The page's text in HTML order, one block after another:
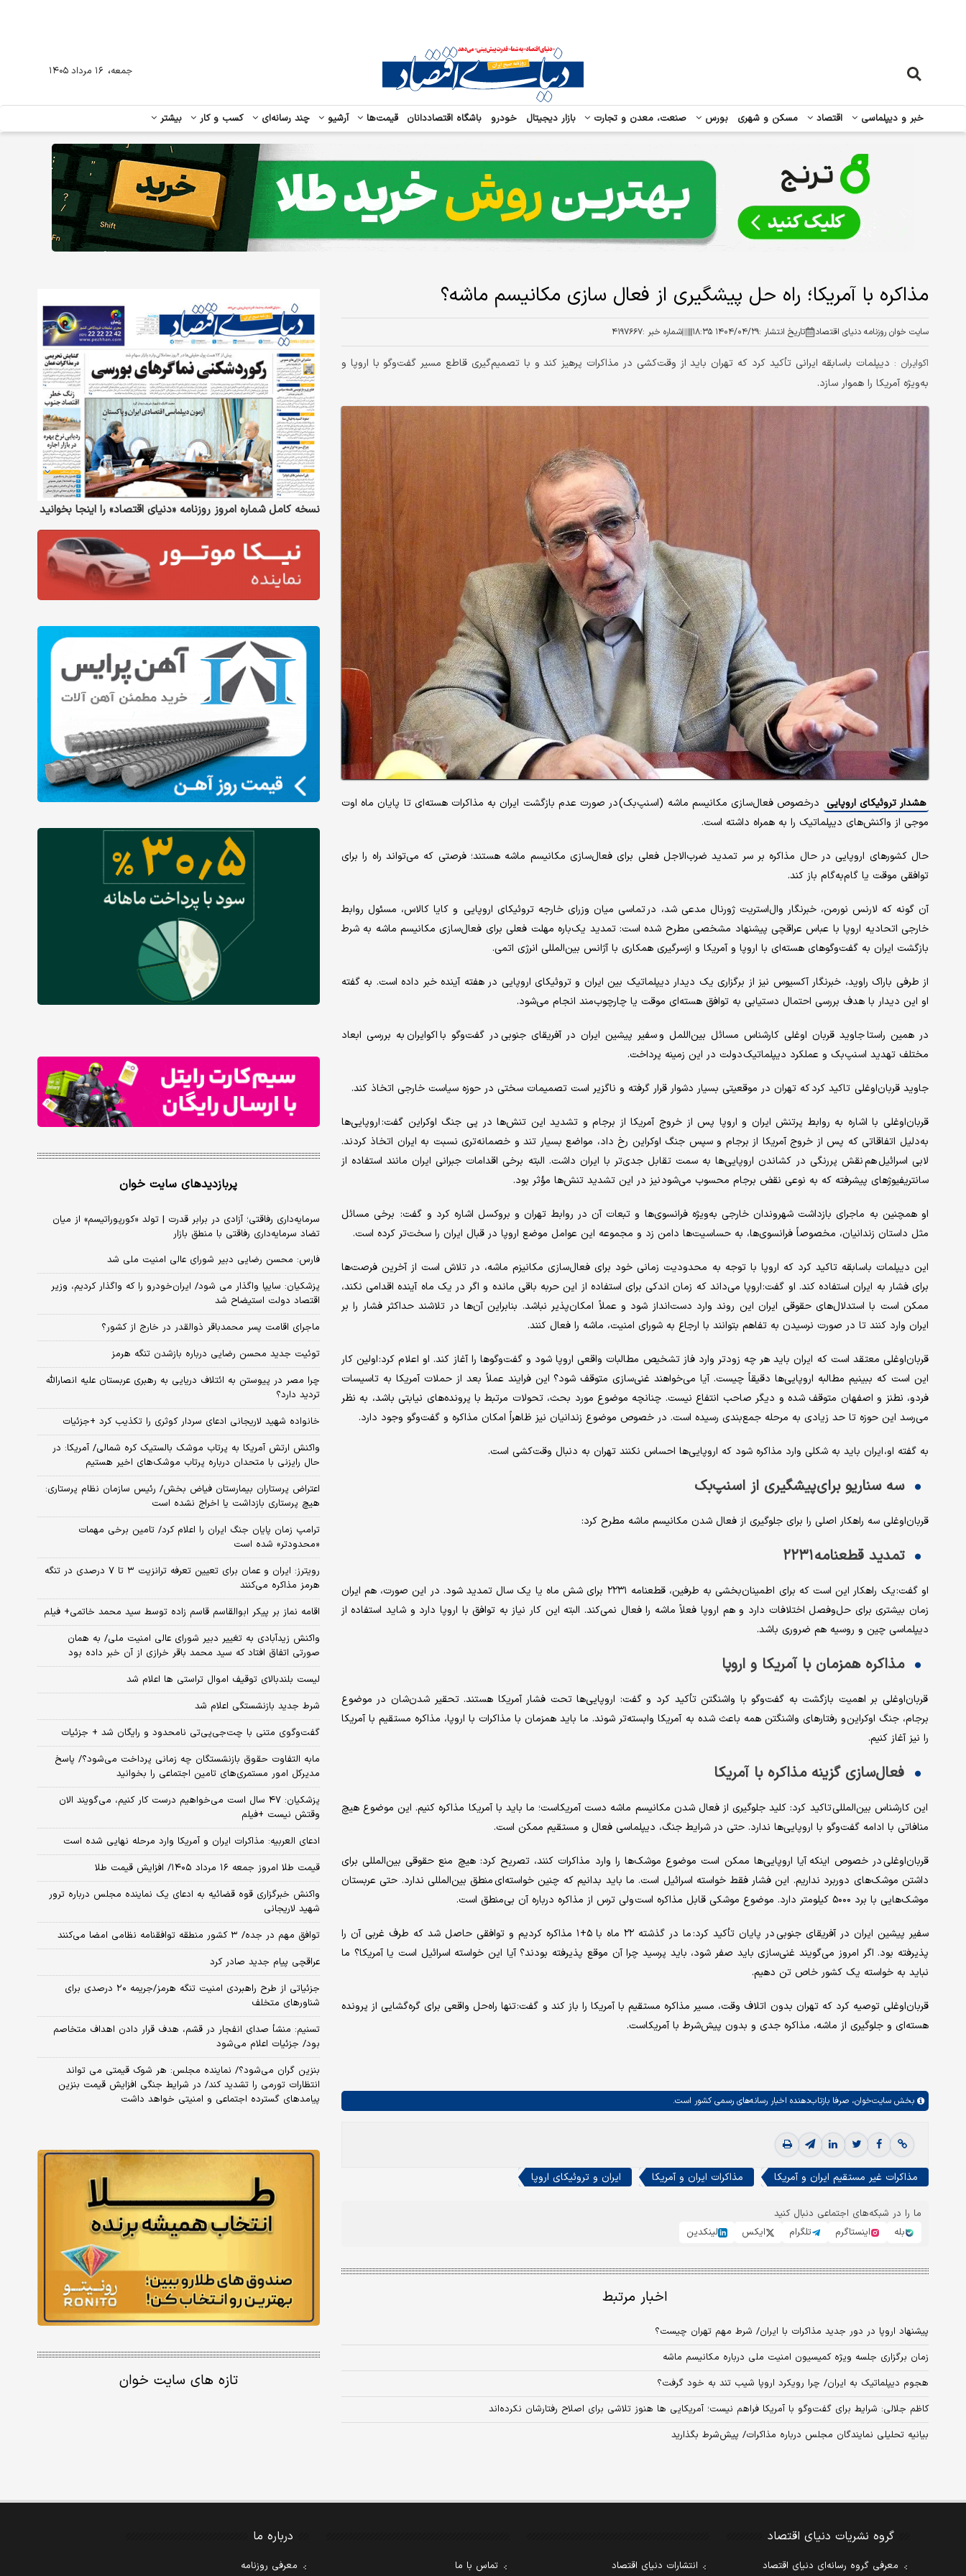
خبر و دیپلماسی اقتصاد مسکن و شهری بورس صنعت، معدن و تجارت بازار دیجیتال خودرو باشگاه اقتصاددانان قیمت‌ها آرشیو چند رسانه‌ای کسب و کار بیشتر
جمعه، ۱۶ مرداد ۱۴۰۵
مذاکره با آمریکا؛‌ راه حل پیشگیری از فعال سازی مکانیسم ماشه؟
سایت خوان روزنامه دنیای اقتصاد تاریخ انتشار :۱۴۰۴/۰۴/۲۹ ۱۸:۳۵ شماره خبر :۴۱۹۷۶۶۷
اکوایران : دیپلمات باسابقه ایرانی تأکید کرد که تهران باید از وقت‌کشی در مذاکرات پرهیز کند و با تصمیم‌گیری قاطع مسیر گفت‌وگو با اروپا و
به‌ویژه آمریکا را هموار سازد.
هشدار تروئیکای اروپایی درخصوص فعال‌سازی مکانیسم ماشه (اسنپ‌بک) در صورت عدم بازگشت ایران به مذاکرات هسته‌ای تا پایان ماه اوت
موجی از واکنش‌های دیپلماتیک را به همراه داشته است.
حال کشورهای اروپایی در حال مذاکره بر سر تمدید ضرب‌الاجل فعلی برای فعال‌سازی مکانیسم ماشه هستند؛ فرصتی که می‌تواند راه را برای
توافقی موقت یا گام‌به‌گام باز کند.
آن گونه که لارنس نورمن، خبرنگار وال‌استریت ژورنال مدعی شد، در تماسی میان وزرای خارجه تروئیکای اروپایی و کایا کالاس، مسئول روابط
خارجی اتحادیه اروپا با عباس عراقچی پیشنهاد مشخصی مطرح شده است: تمدید یک‌باره مهلت فعلی برای فعال‌سازی مکانیسم ماشه به شرط
بازگشت ایران به گفت‌وگوهای هسته‌ای با اروپا و آمریکا و ازسرگیری همکاری با آژانس بین‌المللی انرژی اتمی.
از طرفی باراک راوید، خبرنگار آکسیوس نیز از برگزاری یک دیدار دیپلماتیک بین ایران و تروئیکای اروپایی در هفته آینده خبر داده است. به گفته
او این دیدار با هدف بررسی احتمال دستیابی به توافق هسته‌ای موقت یا چارچوب‌مند انجام می‌شود.
در همین راستا جاوید قربان اوغلی کارشناس مسائل بین‌اللمل و سفیر پیشین ایران در آفریقای جنوبی در گفت‌وگو با اکوایران به بررسی ابعاد
مختلف تهدید اسنپ‌بک و عملکرد دیپلماتیک دولت در این زمینه پرداخت.
جاوید قربان‌اوغلی تاکید کرد که تهران در موقعیتی بسیار دشوار قرار گرفته و ناگزیر است تصمیمات سختی در حوزه سیاست خارجی اتخاذ کند.
قربان‌اوغلی با اشاره به روابط پرتنش ایران و اروپا پس از خروج آمریکا از برجام و تشدید این تنش‌ها در پی جنگ اوکراین گفت: اروپایی‌ها
به‌دلیل اتفاقاتی که پس از خروج آمریکا از برجام و سپس جنگ اوکراین رخ داد، مواضع بسیار تند و خصمانه‌تری نسبت به ایران اتخاذ کردند.
لابی اسرائیل هم نقش پررنگی در کشاندن اروپایی‌ها به سمت تقابل جدی‌تر با ایران داشت. البته برخی اقدامات جبرانی ایران مانند استفاده از
سانتریفیوژهای پیشرفته که به نوعی نقض برجام محسوب می‌شود نیز در این تشدید تنش‌ها مؤثر بود.
او همچنین به ماجرای بازداشت شهروندان خارجی به‌ویژه فرانسوی‌ها و تبعات آن در روابط تهران و بروکسل اشاره کرد و گفت: برخی مسائل
مثل داستان زندانیان، مخصوصاً فرانسوی‌ها، به حساسیت‌ها دامن زد و مجموعه این عوامل موضع اروپا در قبال ایران را سخت‌تر کرده است.
این دیپلمات باسابقه تاکید کرد که اروپا با توجه به محدودیت زمانی خود برای فعال‌سازی مکانیزم ماشه، در تلاش است از آخرین فرصت‌ها
برای فشار به ایران استفاده کند. او گفت: اروپا می‌داند که زمان اندکی برای استفاده از این حربه باقی مانده و اگر در یک ماه آینده اقدامی نکند،
ممکن است با استدلال‌های حقوقی ایران این روند وارد دست‌انداز شود و عملاً امکان‌پذیر نباشد. بنابراین آن‌ها در تلاشند حداکثر فشار را بر
ایران وارد کنند تا در صورت نرسیدن به تفاهم بتوانند با ارجاع به شورای امنیت، ماشه را فعال کنند.
قربان‌اوغلی معتقد است که ایران باید هر چه زودتر وارد فاز تشخیص مطالبات واقعی اروپا شود و گفت‌وگوها را آغاز کند. او اعلام کرد: اولین کار
این است که ببینیم مطالبه اروپایی‌ها دقیقاً چیست. آیا می‌خواهند غنی‌سازی متوقف شود؟ این فرایند عملاً بعد از حملات آمریکا به تاسیسات
فردو، نطنز و اصفهان متوقف شده و دیگر صاحب انتفاع نیست. چنانچه موضوع مورد بحث، تحولات مرتبط با پرونده‌های نیابتی باشد، به نظر
می‌رسد این حوزه تا حد زیادی به مرحله جمع‌بندی رسیده است. در خصوص موضوع زندانیان نیز ظاهراً امکان مذاکره و گفت‌وگو وجود دارد.
به گفته او، ایران باید به شکلی وارد مذاکره شود که اروپایی‌ها احساس نکنند تهران به دنبال وقت‌کشی است.
سه سناریو برای پیشگیری از اسنپ‌بک
قربان‌اوغلی سه راهکار اصلی را برای جلوگیری از فعال شدن مکانیسم ماشه مطرح کرد:
تمدید قطعنامه ۲۲۳۱
او گفت: یک راهکار این است که برای اطمینان‌بخشی به طرفین، قطعنامه ۲۲۳۱ برای شش ماه یا یک سال تمدید شود. در این صورت، هم ایران
زمان بیشتری برای حل‌وفصل اختلافات دارد و هم اروپا فعلاً ماشه را فعال نمی‌کند. البته این کار نیاز به توافق با اروپا دارد و شاید استفاده از
دیپلماسی چین و روسیه هم ضروری باشد.
مذاکره همزمان با آمریکا و اروپا
قربان‌اوغلی بر اهمیت بازگشت به گفت‌وگو با واشنگتن تأکید کرد و گفت: اروپایی‌ها تحت فشار آمریکا هستند. تحقیر شدن‌شان در موضوع
برجام، جنگ اوکراین و رفتارهای واشنگتن همه باعث شده به آمریکا وابسته‌تر شوند. ما باید همزمان با مذاکرات با اروپا، مذاکره مستقیم با آمریکا
را نیز آغاز کنیم.
فعال‌سازی گزینه مذاکره با آمریکا
این کارشناس بین‌المللی تاکید کرد: کلید جلوگیری از فعال شدن مکانیسم ماشه دست آمریکاست؛ ما باید با آمریکا مذاکره کنیم. این موضوع هیچ
منافاتی با ادامه گفت‌وگو با اروپایی‌ها ندارد. حتی در شرایط جنگ، دیپلماسی فعال و مستقیم ممکن است.
قربان‌اوغلی در خصوص اینکه آیا اروپایی‌ها ممکن است موضوع موشک‌ها را وارد مذاکرات کنند، تصریح کرد: هیچ منع حقوقی بین‌المللی برای
داشتن موشک‌های دوربرد نداریم. این فشار فقط خواسته اسرائیل است. ما باید بدانیم که چنین خواسته‌ای منطق بین‌المللی ندارد. حتی عربستان
موشک‌هایی با برد ۵۰۰۰ کیلومتر دارد. موضوع موشکی قابل مذاکره است ولی ترس از مذاکره درباره آن بی‌منطق است.
سفیر پیشین ایران در آفریقای جنوبی در پایان تأکید کرد: ما در گذشته ۲۲ ماه با ۵+۱ مذاکره کردیم و توافقی حاصل شد که طرف غربی آن را
پذیرفته بود. اگر امروز می‌گویند غنی‌سازی باید صفر شود، باید پرسید چرا آن موقع پذیرفته بودند؟ آیا این خواسته اسرائیل است یا آمریکا؟ ما
نباید به خواسته یک کشور خاص تن دهیم.
قربان‌اوغلی توصیه کرد که تهران بدون اتلاف وقت، مسیر مذاکره مستقیم با آمریکا را باز کند و گفت: تنها راه‌حل واقعی برای گره‌گشایی از پرونده
هسته‌ای و جلوگیری از ماشه، مذاکره جدی و بدون پیش‌شرط با آمریکاست.
بخش سایت‌خوان، صرفا بازتاب‌دهنده اخبار رسانه‌های رسمی کشور است.
مذاکرات غیر مستقیم ایران و آمریکا مذاکرات ایران و آمریکا ایران و تروئیکای اروپا
ما را در شبکه‌های اجتماعی دنبال کنید
بله
اینستاگرم تلگرام ایکس لینکدین
اخبار مرتبط
پیشنهاد اروپا در دور جدید مذاکرات با ایران/ شرط مهم تهران چیست؟
زمان برگزاری جلسه ویژه کمیسیون امنیت ملی درباره مکانیسم ماشه
هجوم دیپلماتیک به ایران/ چرا رویکرد اروپا شیب تند به خود گرفت؟
کاظم جلالی: شرایط برای گفت‌و‌گو با آمریکا فراهم نیست؛ آمریکایی ها هنوز تلاشی برای اصلاح رفتارشان نکرده‌اند
بیانیه تحلیلی نمایندگان مجلس درباره مذاکرات/ پیش‌شرط بگذارید
نسخه کامل شماره امروز روزنامه «دنیای‌ اقتصاد» را اینجا بخوانید
پربازدیدهای سایت خوان
سرمایه‌داری رفاقتی؛ آزادی در برابر قدرت | تولد «کورپوراتیسم» از میان
تضاد سرمایه‌داری رفاقتی با منطق بازار
فارس: محسن رضایی دبیر شورای عالی امنیت ملی شد
پزشکیان: سایپا واگذار می شود/ ایران‌خودرو را که واگذار کردیم، وزیر
اقتصاد دولت استیضاح شد
ماجرای اقامت پسر محمدباقر ذوالقدر در خارج از کشور؟
توئیت جدید محسن رضایی درباره بازشدن تنگه هرمز
چرا مصر در پیوستن به ائتلاف دریایی به رهبری عربستان علیه انصارالله
تردید دارد؟
خانواده شهید لاریجانی ادعای سردار کوثری را تکذیب کرد +جزئیات
واکنش ارتش آمریکا به پرتاب موشک بالستیک کره شمالی/ آمریکا: در
حال رایزنی با متحدان درباره پرتاب موشک‌های اخیر هستیم
اعتراض پرستاران بیمارستان فیاض بخش/ رئیس سازمان نظام پرستاری:
هیچ پرستاری بازداشت یا اخراج نشده است
ترامپ زمان پایان جنگ ایران را اعلام کرد/ تامین برخی مهمات
«محدودتر» شده است
رویترز: ایران و عمان برای تعیین تعرفه ترانزیت ۳ تا ۷ درصدی در تنگه
هرمز مذاکره می‌کنند
اقامه نماز بر پیکر ابوالقاسم قاسم زاده توسط سید محمد خاتمی+ فیلم
واکنش زیدآبادی به تغییر دبیر شورای عالی امنیت ملی/ به همان
صورتی اتفاق افتاد که سید محمد باقر خرازی از آن خبر داده بود
لیست بلندبالای توقیف اموال تراستی ها اعلام شد
شرط جدید بازنشستگی اعلام شد
گفت‌وگوی متنی با چت‌جی‌پی‌تی نامحدود و رایگان شد + جزئیات
مابه التفاوت حقوق بازنشستگان چه زمانی پرداخت می‌شود؟/ پاسخ
مدیرکل امور مستمری‌های تامین اجتماعی را بخوانید
پزشکیان: ۴۷ سال است می‌خواهیم درست کار کنیم، می‌گویند الان
وقتش نیست +فیلم
ادعای العربیه: مذاکرات ایران و آمریکا وارد مرحله نهایی شده است
قیمت طلا امروز جمعه ۱۶ مرداد ۱۴۰۵/ افزایش قیمت طلا
واکنش خبرگزاری قوه قضائیه به ادعای یک نماینده مجلس درباره ترور
شهید لاریجانی
توافق مهم در جده/ ۳ کشور منطقه توافقنامه نظامی امضا می‌کنند
عراقچی پیام جدید صادر کرد
جزئیاتی از طرح راهبردی امنیت تنگه هرمز/جریمه ۲۰ درصدی برای
شناورهای متخلف
تسنیم: منشأ صدای انفجار در قشم، هدف قرار دادن اهداف متخاصم
بود/ جزئیات اعلام می‌شود
بنزین گران می‌شود؟/ نماینده مجلس: هر شوک قیمتی می تواند
انتظارات تورمی را تشدید کند/ در شرایط جنگی افزایش قیمت بنزین
پیامدهای گسترده اجتماعی و امنیتی خواهد داشت
تازه های سایت خوان
گروه نشریات دنیای اقتصاد
معرفی گروه رسانه‌ای دنیای اقتصاد انتشارات دنیای اقتصاد تماس با ما
درباره ما
معرفی روزنامه